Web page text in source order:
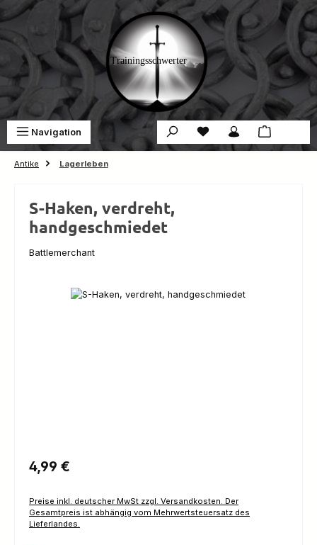
Zum Hauptinhalt springen
Navigation Du hast 0 Produkte auf
Antike Lagerleben
S-Haken, verdreht,
handgeschmiedet
Battlemerchant
Bildergalerie überspringen
Regulärer Preis:
4,99 €
Preise inkl. deutscher MwSt zzgl. Versandkosten. Der
Gesamtpreis ist abhängig vom Mehrwertsteuersatz des
Lieferlandes.